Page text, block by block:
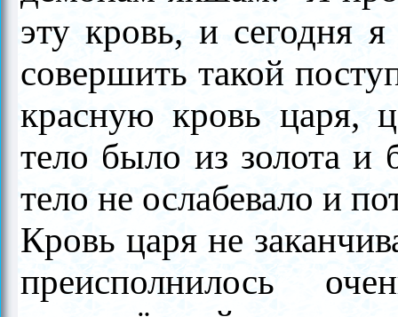
эту кровь, и сегодня
совершить такой
красную кровь царя,
тело было из золота
тело не ослабевало и
Кровь царя не
преисполнилось